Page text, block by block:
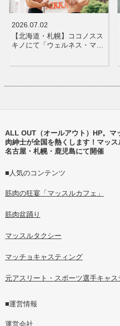
2026.07.02
【北海道・札幌】ココノスス
キノにて「ウェルネス・マ…
ALL OUT（オールアウト）HP。マ
肉紳士が全国を熱くします！マッ
名古屋・札幌・鹿児島にて開催
■人気のコンテンツ
筋肉の狂宴「マッスルカフェ」
筋肉盆踊り
マッスルタクシー
マッチョキャスティング
元アスリート・スポーツ選手キャス
■運営情報
運営会社